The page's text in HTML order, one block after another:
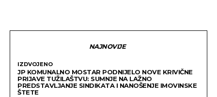
NAJNOVIJE
IZDVOJENO
JP KOMUNALNO MOSTAR PODNIJELO NOVE KRIVIČNE
PRIJAVE TUŽILAŠTVU: SUMNJE NA LAŽNO
PREDSTAVLJANJE SINDIKATA I NANOŠENJE IMOVINSKE
ŠTETE